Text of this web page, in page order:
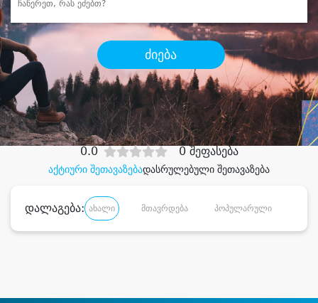
ძიება
შეიძინესასურველი მომსახურება
დიდი დანაზოგით
აქტიური შეთავაზებადასრულებული შეთავაზება
0.0 0 შეფასება
დალაგება: ახალი მთავრდება პოპულარული